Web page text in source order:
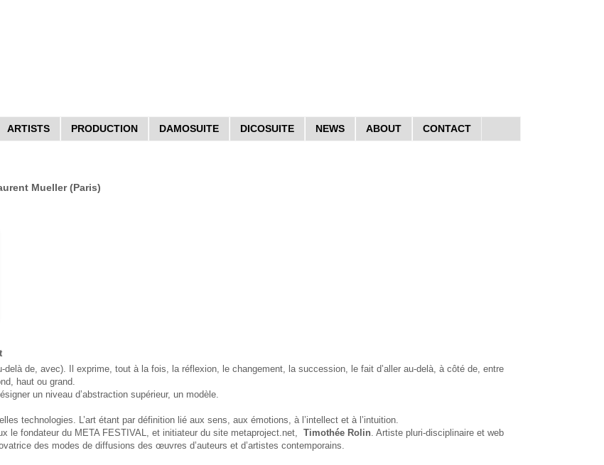
ARTISTS PRODUCTION DAMOSUITE DICOSUITE NEWS ABOUT CONTACT
Mueller (Paris)
de, avec). Il exprime, tout à la fois, la réflexion, le changement, la succession, le fait d’aller au-delà, à côté de, entre
haut ou grand.
un niveau d’abstraction supérieur, un modèle.
technologies. L’art étant par définition lié aux sens, aux émotions, à l’intellect et à l’intuition.
le fondateur du META FESTIVAL, et initiateur du site metaproject.net, Timothée Rolin. Artiste pluri-disciplinaire et web
des modes de diffusions des œuvres d’auteurs et d’artistes contemporains.